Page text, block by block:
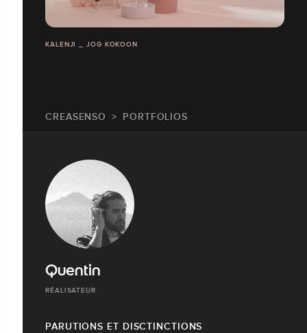
KALENJI _ JOG KOKOON
CREASENSO PORTFOLIOS
Quentin
RÉALISATEUR
PARUTIONS ET DISCTINCTIONS